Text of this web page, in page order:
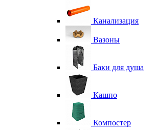
Канализация
Вазоны
Баки для душа
Кашпо
Компостер